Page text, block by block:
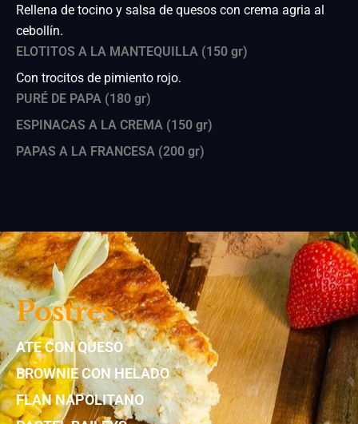
Rellena de tocino y salsa de quesos con crema agria al
cebollín.
ELOTITOS A LA MANTEQUILLA (150 gr)
Con trocitos de pimiento rojo.
PURÉ DE PAPA (180 gr)
ESPINACAS A LA CREMA (150 gr)
PAPAS A LA FRANCESA (200 gr)
Postres
ATE CON QUESO
BROWNIE CON HELADO
FLAN NAPOLITANO